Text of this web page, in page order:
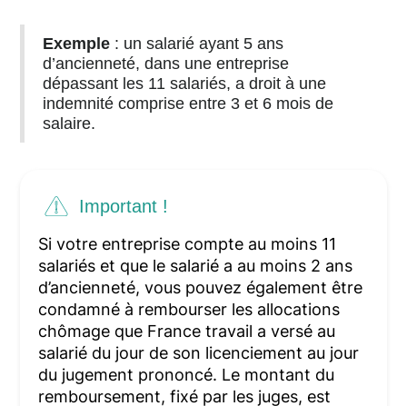
Exemple : un salarié ayant 5 ans
d’ancienneté, dans une entreprise
dépassant les 11 salariés, a droit à une
indemnité comprise entre 3 et 6 mois de
salaire.
Important !
Si votre entreprise compte au moins 11
salariés et que le salarié a au moins 2 ans
d’ancienneté, vous pouvez également être
condamné à rembourser les allocations
chômage que France travail a versé au
salarié du jour de son licenciement au jour
du jugement prononcé. Le montant du
remboursement, fixé par les juges, est